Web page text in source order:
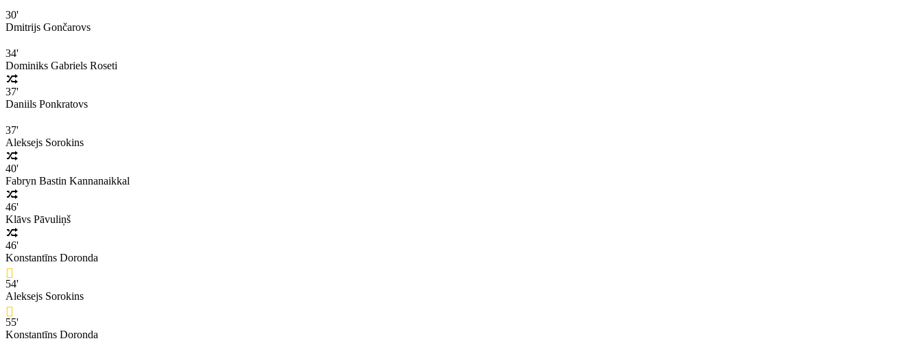
30'
Dmitrijs Gončarovs
34'
Dominiks Gabriels Roseti
37'
Daniils Ponkratovs
37'
Aleksejs Sorokins
40'
Fabryn Bastin Kannanaikkal
46'
Klāvs Pāvuliņš
46'
Konstantīns Doronda
54'
Aleksejs Sorokins
55'
Konstantīns Doronda